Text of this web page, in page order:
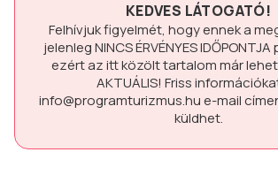
KEDVES LÁTOGATÓ!
Felhívjuk figyelmét, hogy ennek a
jelenlegNINCS ÉRVÉNYES IDŐPONTJA
ezért az itt közölt tartalom már
AKTUÁLIS! Friss
info@programturizmus.hue-mail
küldhet.